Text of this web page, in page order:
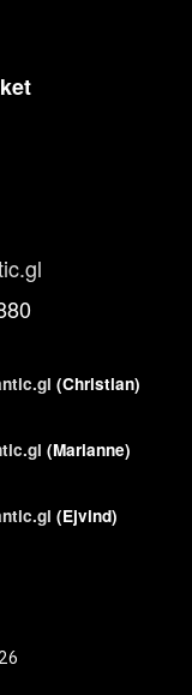
(Christian)
(Marianne)
(Ejvind)